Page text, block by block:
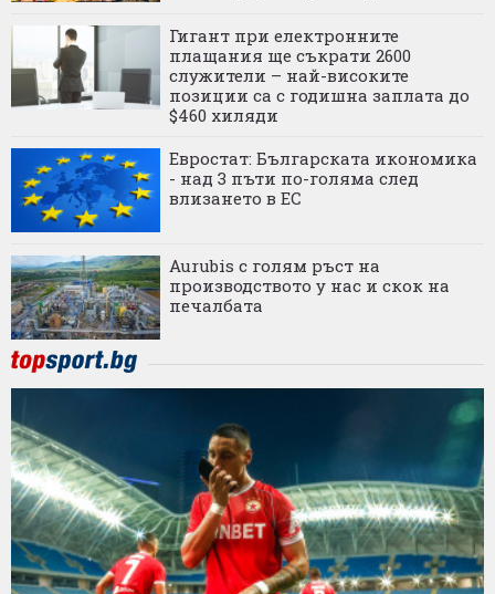
Гигант при електронните
плащания ще съкрати 2600
служители – най-високите
позиции са с годишна заплата до
$460 хиляди
Евростат: Българската икономика
- над 3 пъти по-голяма след
влизането в ЕС
Aurubis с голям ръст на
производството у нас и скок на
печалбата